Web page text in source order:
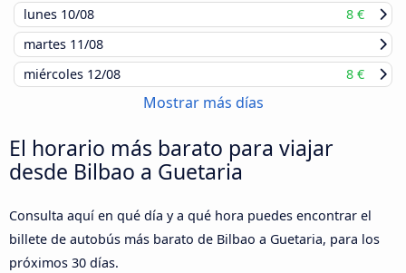
lunes 10/08
8 €
martes 11/08
miércoles 12/08 8 €
Mostrar más días
El horario más barato para viajar
desde Bilbao a Guetaria
Consulta aquí en qué día y a qué hora puedes encontrar el
billete de autobús más barato de Bilbao a Guetaria, para los
próximos 30 días.